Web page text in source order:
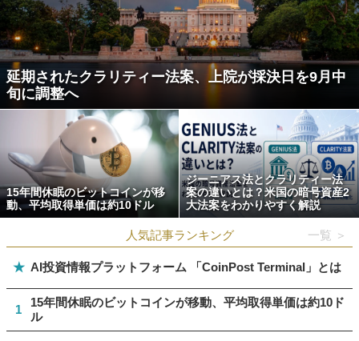
延期されたクラリティー法案、上院が採決日を9月中
旬に調整へ
15年間休眠のビットコインが移
動、平均取得単価は約10ドル
ジーニアス法とクラリティー法
案の違いとは？米国の暗号資産2
大法案をわかりやすく解説
人気記事ランキング 一覧 ＞
★ AI投資情報プラットフォーム 「CoinPost Terminal」とは
1
15年間休眠のビットコインが移動、平均取得単価は約10ド
ル